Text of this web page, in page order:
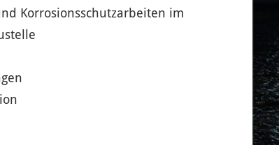
Korrosionsschutzarbeiten im